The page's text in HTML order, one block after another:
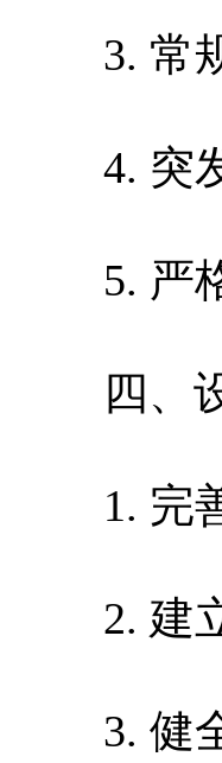
3. 常规
4. 突发
5. 严格
四、设
1. 完善
2. 建立
3. 健全